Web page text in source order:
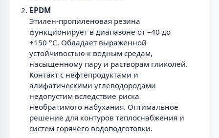
EPDM
Этилен-пропиленовая резина
функционирует в диапазоне от –40 до
+150 °С. Обладает выраженной
устойчивостью к водным средам,
насыщенному пару и растворам гликолей.
Контакт с нефтепродуктами и
алифатическими углеводородами
недопустим вследствие риска
необратимого набухания. Оптимальное
решение для контуров теплоснабжения и
систем горячего водоподготовки.